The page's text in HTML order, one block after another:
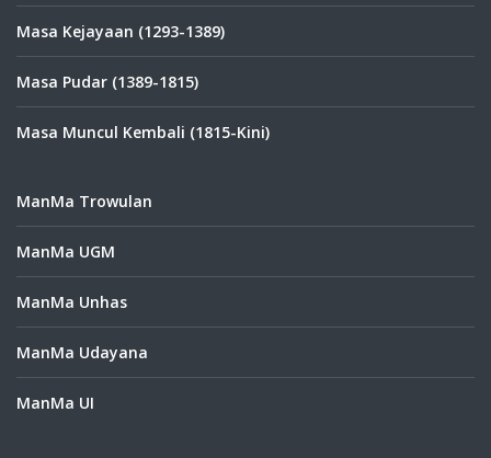
Masa Kejayaan (1293-1389)
Masa Pudar (1389-1815)
Masa Muncul Kembali (1815-Kini)
ManMa Trowulan
ManMa UGM
ManMa Unhas
ManMa Udayana
ManMa UI